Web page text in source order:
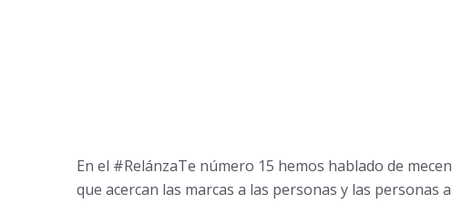
En el #RelánzaTe número 15 hemos hablado de
que acercan las marcas a las personas y las personas